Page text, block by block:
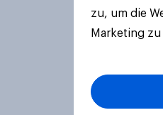
zu, um die
Marketing